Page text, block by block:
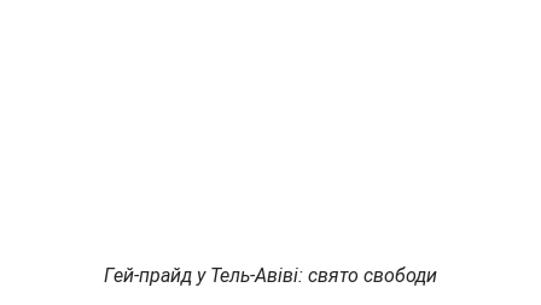
Гей-прайд у Тель-Авіві: свято свободи